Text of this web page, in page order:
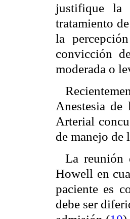
justifique la
tratamiento
la
convicción
moderada o
Anestesia de
Arterial
de manejo de
La reunión
Howell en
paciente es
debe ser